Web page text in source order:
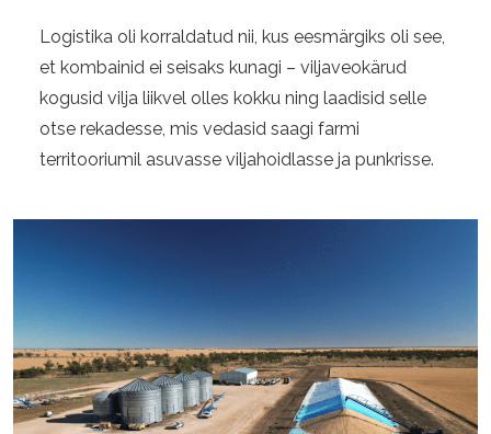
Logistika oli korraldatud nii, kus eesmärgiks oli see,
et kombainid ei seisaks kunagi – viljaveokärud
kogusid vilja liikvel olles kokku ning laadisid selle
otse rekadesse, mis vedasid saagi farmi
territooriumil asuvasse viljahoidlasse ja punkrisse.